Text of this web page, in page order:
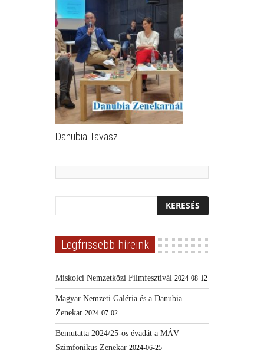
Danubia Tavasz
Legfrissebb híreink
Miskolci Nemzetközi Filmfesztivál 2024-08-12
Magyar Nemzeti Galéria és a Danubia
Zenekar 2024-07-02
Bemutatta 2024/25-ös évadát a MÁV
Szimfonikus Zenekar 2024-06-25